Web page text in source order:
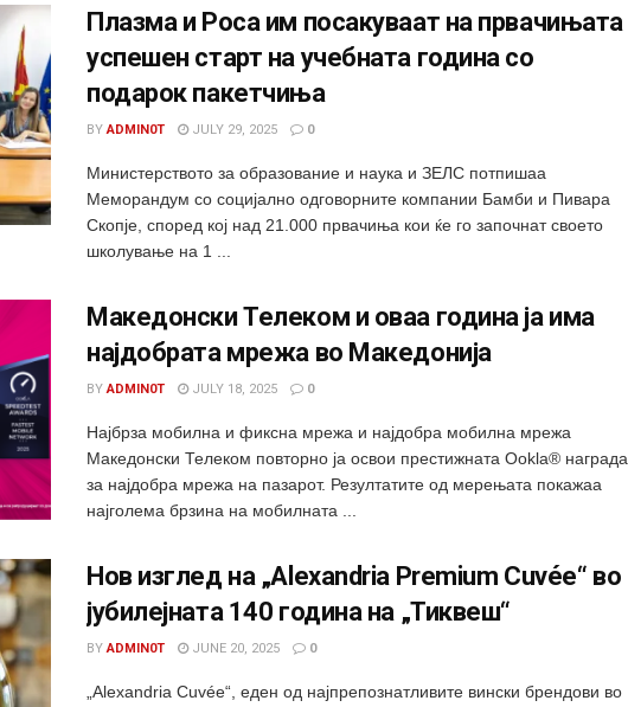
Плазма и Роса им посакуваат на првачињата
успешен старт на учебната година со
подарок пакетчиња
BY ADMIN0T JULY 29, 2025 0
Министерството за образование и наука и ЗЕЛС потпишаа
Меморандум со социјално одговорните компании Бамби и Пивара
Скопје, според кој над 21.000 првачиња кои ќе го започнат своето
школување на 1 ...
Македонски Телеком и оваа година ја има
најдобрата мрежа во Македонија
BY ADMIN0T JULY 18, 2025 0
Најбрза мобилна и фиксна мрежа и најдобра мобилна мрежа
Македонски Телеком повторно ја освои престижната Ookla® награда
за најдобра мрежа на пазарот. Резултатите од мерењата покажаа
најголема брзина на мобилната ...
Нов изглед на „Alexandria Premium Cuvée“ во
јубилејната 140 година на „Тиквеш“
BY ADMIN0T JUNE 20, 2025 0
„Alexandria Cuvée“, еден од најпрепознатливите вински брендови во